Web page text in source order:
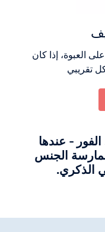
العبوة، إذا كان
تقريبي
- عندها
الجنس
الذكري.